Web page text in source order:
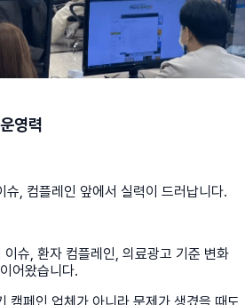
영력
슈, 컴플레인 앞에서 실력이 드러납니다.
슈, 환자 컴플레인, 의료광고 기준 변화
어왔습니다.